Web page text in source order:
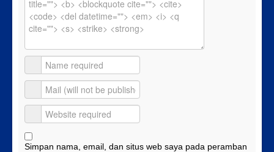
Simpan nama, email, dan situs web saya pada peramban